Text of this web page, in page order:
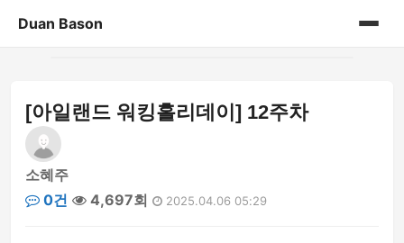
Duan Bason
게시판
[아일랜드 워킹홀리데이] 12주차
소혜주
0건
4,697회 2025.04.06 05:29